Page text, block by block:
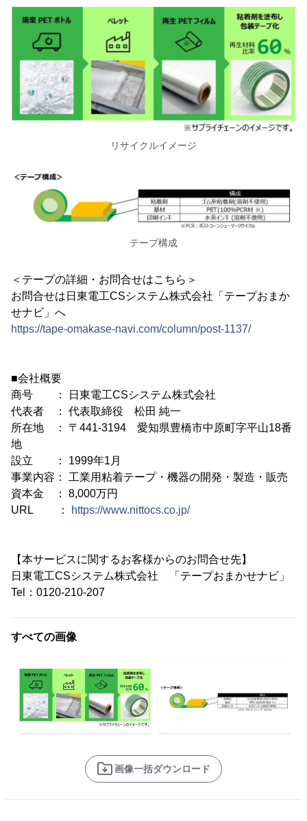
リサイクルイメージ
テープ構成
＜テープの詳細・お問合せはこちら＞
お問合せは日東電工CSシステム株式会社「テープおまか
せナビ」へ
https://tape-omakase-navi.com/column/post-1137/
■会社概要
商号 ： 日東電工CSシステム株式会社
代表者 ： 代表取締役 松田 純一
所在地 ： 〒441-3194 愛知県豊橋市中原町字平山18番
地
設立 ： 1999年1月
事業内容： 工業用粘着テープ・機器の開発・製造・販売
資本金 ： 8,000万円
URL ：
https://www.nittocs.co.jp/
【本サービスに関するお客様からのお問合せ先】
日東電工CSシステム株式会社 「テープおまかせナビ」
Tel：0120-210-207
すべての画像
画像一括ダウンロード